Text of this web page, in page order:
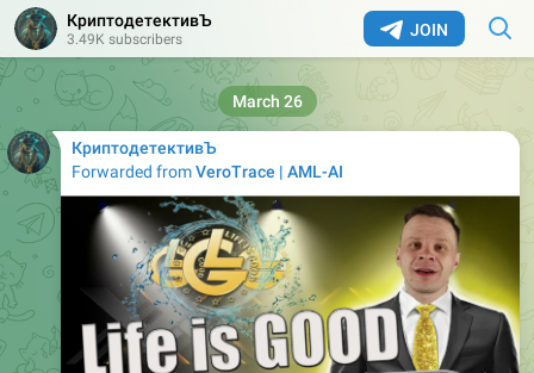
JOIN
КриптодетективЪ
3.49K subscribers
КриптодетективЪ
Forwarded fromVeroTrace | AML-AI
March 26